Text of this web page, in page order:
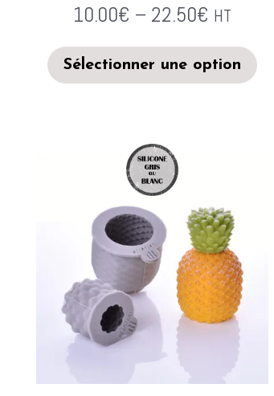
10.00€ – 22.50€ HT
Sélectionner une option